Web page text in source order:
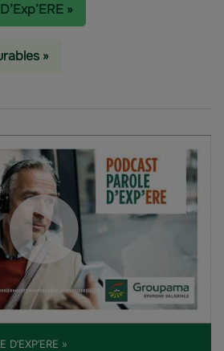
»
»
»